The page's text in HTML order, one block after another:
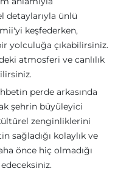
detaylarıyla ünlü
keşfederken,
yolculuğa çıkabilirsiniz.
atmosferi ve canlılık
perde arkasında
şehrin büyüleyici
zenginliklerini
sağladığı kolaylık ve
önce hiç olmadığı